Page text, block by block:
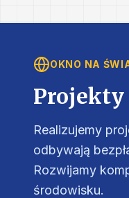
OKNO NA
Projekty
Realizujemy
odbywają
Rozwijamy
środowisku.